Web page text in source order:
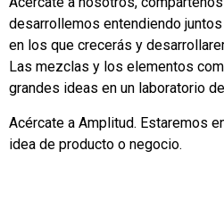
desarrollemos entendiendo
en los que crecerás y
Las mezclas y los elementos
grandes ideas en un laboratorio
Acércate a Amplitud. Estaremos
idea de producto o negocio.